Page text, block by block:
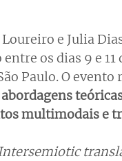
e Julia
os dias 9 e
Paulo. O
multimodais e
ntersemiotic